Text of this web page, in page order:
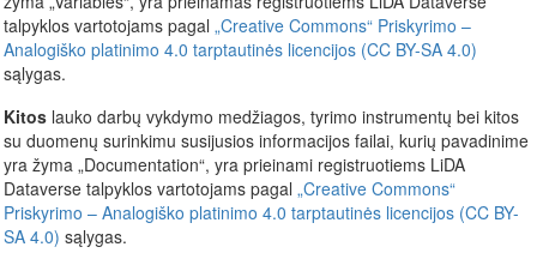
talpyklos vartotojams pagal „Creative Commons“ Priskyrimo –
Analogiško platinimo 4.0 tarptautinės licencijos (CC BY-SA 4.0)
sąlygas.
Kitoslauko darbų vykdymo medžiagos, tyrimo instrumentų bei kitos
su duomenų surinkimu susijusios informacijos failai, kurių pavadinime
yra žyma „Documentation“, yra prieinami registruotiems LiDA
Dataverse talpyklos vartotojams pagal „Creative Commons“
Priskyrimo – Analogiško platinimo 4.0 tarptautinės licencijos (CC BY-
SA 4.0) sąlygas.